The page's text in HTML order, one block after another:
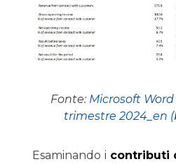
Fonte: Microsoft Word
trimestre 2024_en
Esaminando i contributi